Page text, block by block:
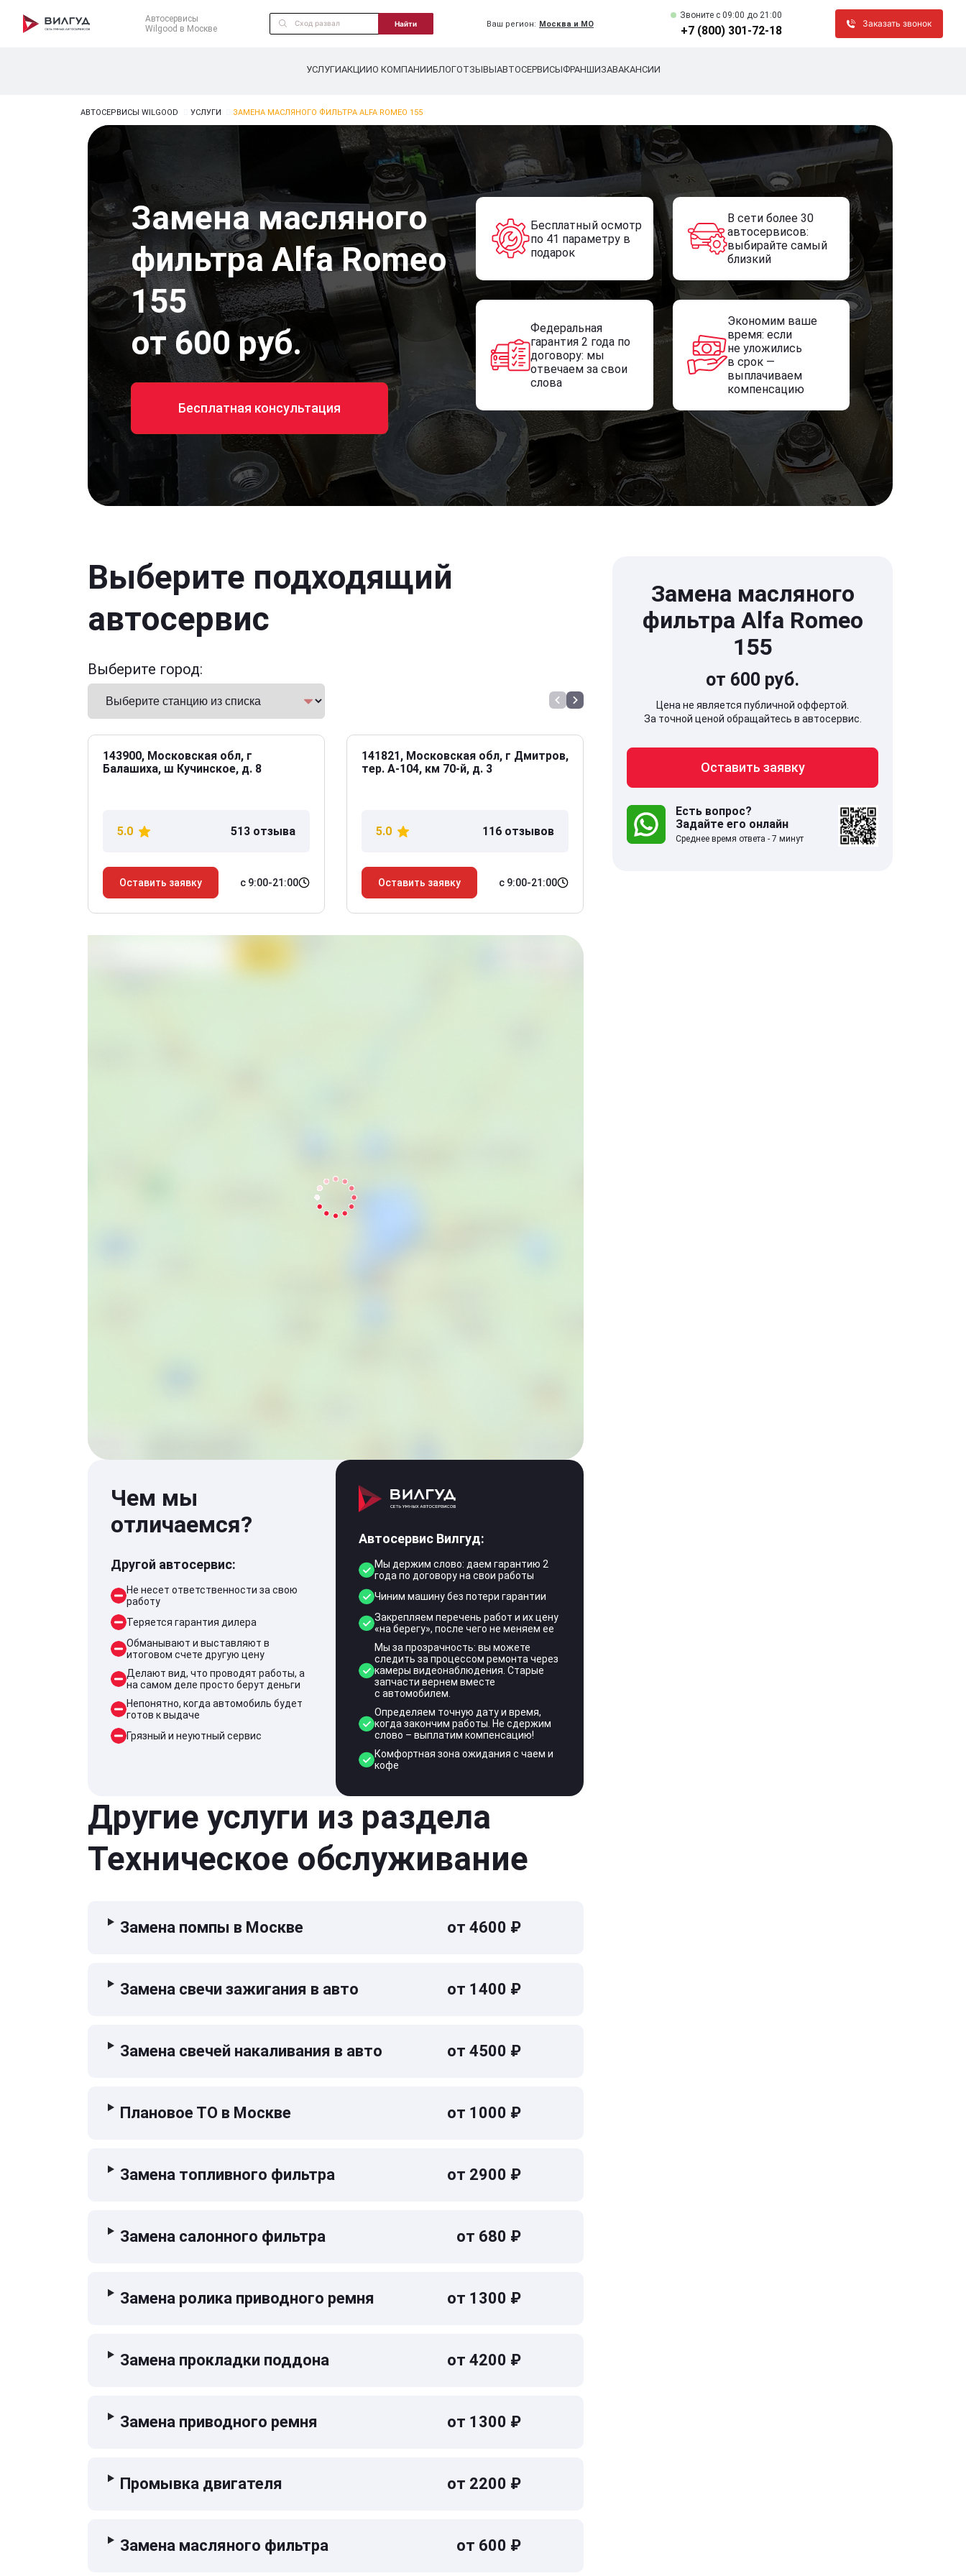
Автосервисы
Wilgood в Москве
Найти Ваш регион: Москва и МО
Звоните c 09:00 до 21:00
+7 (800) 301-72-18
Заказать звонок
УСЛУГИАКЦИИО КОМПАНИИБЛОГОТЗЫВЫАВТОСЕРВИСЫФРАНШИЗАВАКАНСИИ
АВТОСЕРВИСЫ WILGOOD УСЛУГИ ЗАМЕНА МАСЛЯНОГО ФИЛЬТРА ALFA ROMEO 155
Замена масляного
фильтра Alfa Romeo
155
от 600 руб.
Бесплатная консультация
Бесплатный осмотр
по 41 параметру в
подарок
В сети более 30
автосервисов:
выбирайте самый
близкий
Федеральная
гарантия 2 года по
договору: мы
отвечаем за свои
слова
Экономим ваше
время: если
не уложились
в срок —
выплачиваем
компенсацию
Выберите подходящий
автосервис
Выберите город:
143900, Московская обл, г
Балашиха, ш Кучинское, д. 8
5.0 513 отзыва
Оставить заявку с 9:00-21:00
141821, Московская обл, г Дмитров,
тер. А-104, км 70-й, д. 3
5.0 116 отзывов
Оставить заявку с 9:00-21:00
141707, Московская обл,
Долгопрудный г, Береговой проезд,
дом 5
5.0 332 отзыва
Чем мы
отличаемся?
Другой автосервис:
Не несет ответственности за свою
работу
Теряется гарантия дилера
Обманывают и выставляют в
итоговом счете другую цену
Делают вид, что проводят работы, а
на самом деле просто берут деньги
Непонятно, когда автомобиль будет
готов к выдаче
Грязный и неуютный сервис
Автосервис Вилгуд:
Мы держим слово: даем гарантию 2
года по договору на свои работы
Чиним машину без потери гарантии
Закрепляем перечень работ и их цену
«на берегу», после чего не меняем ее
Мы за прозрачность: вы можете
следить за процессом ремонта через
камеры видеонаблюдения. Старые
запчасти вернем вместе
с автомобилем.
Определяем точную дату и время,
когда закончим работы. Не сдержим
слово – выплатим компенсацию!
Комфортная зона ожидания с чаем и
кофе
Другие услуги из раздела
Техническое обслуживание
Замена помпы в Москве от 4600 ₽
Замена свечи зажигания в авто от 1400 ₽
Замена свечей накаливания в авто от 4500 ₽
Плановое ТО в Москве от 1000 ₽
Замена топливного фильтра от 2900 ₽
Замена салонного фильтра от 680 ₽
Замена ролика приводного ремня от 1300 ₽
Замена прокладки поддона от 4200 ₽
Замена приводного ремня от 1300 ₽
Промывка двигателя от 2200 ₽
Замена масляного фильтра от 600 ₽
Замена масляного
фильтра Alfa Romeo
155
от 600 руб.
Цена не является публичной оффертой.
За точной ценой обращайтесь в автосервис.
Оставить заявку
Есть вопрос?
Задайте его онлайн
Среднее время ответа - 7 минут